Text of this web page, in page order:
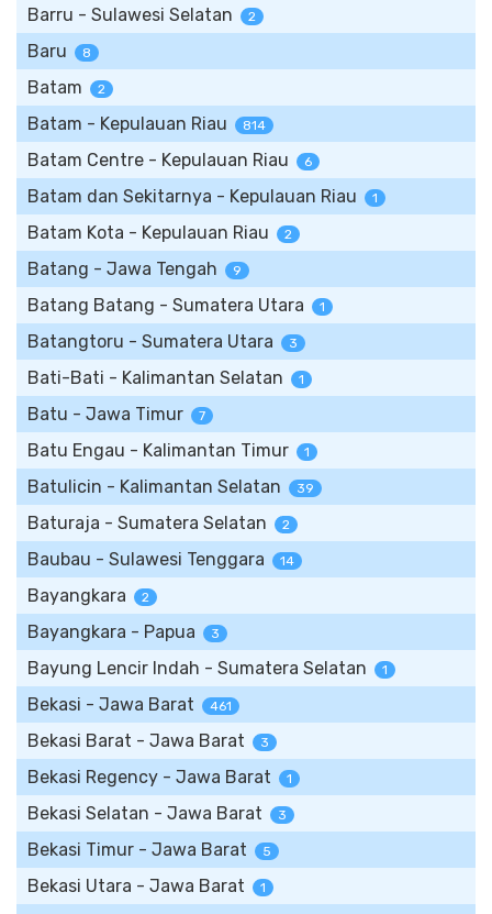
Barru - Sulawesi Selatan 2
Baru 8
Batam 2
Batam - Kepulauan Riau 814
Batam Centre - Kepulauan Riau 6
Batam dan Sekitarnya - Kepulauan Riau 1
Batam Kota - Kepulauan Riau 2
Batang - Jawa Tengah 9
Batang Batang - Sumatera Utara 1
Batangtoru - Sumatera Utara 3
Bati-Bati - Kalimantan Selatan 1
Batu - Jawa Timur 7
Batu Engau - Kalimantan Timur 1
Batulicin - Kalimantan Selatan 39
Baturaja - Sumatera Selatan 2
Baubau - Sulawesi Tenggara 14
Bayangkara 2
Bayangkara - Papua 3
Bayung Lencir Indah - Sumatera Selatan 1
Bekasi - Jawa Barat 461
Bekasi Barat - Jawa Barat 3
Bekasi Regency - Jawa Barat 1
Bekasi Selatan - Jawa Barat 3
Bekasi Timur - Jawa Barat 5
Bekasi Utara - Jawa Barat 1